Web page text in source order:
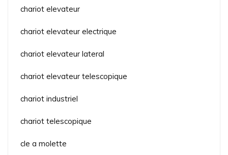
chariot elevateur
chariot elevateur electrique
chariot elevateur lateral
chariot elevateur telescopique
chariot industriel
chariot telescopique
cle a molette